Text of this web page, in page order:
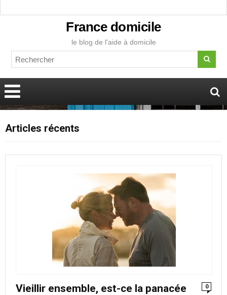
France domicile
le blog de l'aide à domicile
Articles récents
Vieillir ensemble, est-ce la panacée 0